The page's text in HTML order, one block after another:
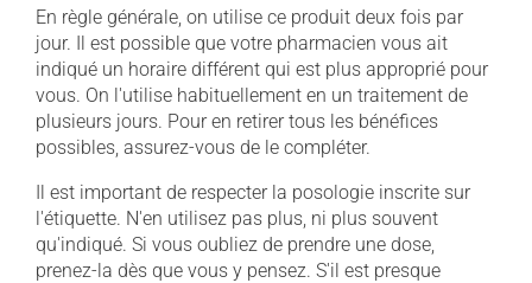
En règle générale, on utilise ce produit deux fois par
jour. Il est possible que votre pharmacien vous ait
indiqué un horaire différent qui est plus approprié pour
vous. On l'utilise habituellement en un traitement de
plusieurs jours. Pour en retirer tous les bénéfices
possibles, assurez-vous de le compléter.
Il est important de respecter la posologie inscrite sur
l'étiquette. N'en utilisez pas plus, ni plus souvent
qu'indiqué. Si vous oubliez de prendre une dose,
prenez-la dès que vous y pensez. S'il est presque